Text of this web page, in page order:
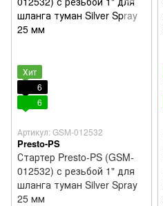
Хит
6
6
Артикул: GSM-012532
Presto-PS
Стартер Presto-PS (GSM-
012532) с резьбой 1" для
шланга туман Silver Spray
25 мм